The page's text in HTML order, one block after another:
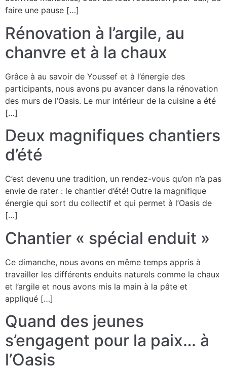
faire une pause […]
Rénovation à l’argile, au
chanvre et à la chaux
Grâce à au savoir de Youssef et à l’énergie des
participants, nous avons pu avancer dans la rénovation
des murs de l’Oasis. Le mur intérieur de la cuisine a été
[…]
Deux magnifiques chantiers
d’été
C’est devenu une tradition, un rendez-vous qu’on n’a pas
envie de rater : le chantier d’été! Outre la magnifique
énergie qui sort du collectif et qui permet à l’Oasis de
[…]
Chantier « spécial enduit »
Ce dimanche, nous avons en même temps appris à
travailler les différents enduits naturels comme la chaux
et l’argile et nous avons mis la main à la pâte et
appliqué […]
Quand des jeunes
s’engagent pour la paix… à
l’Oasis